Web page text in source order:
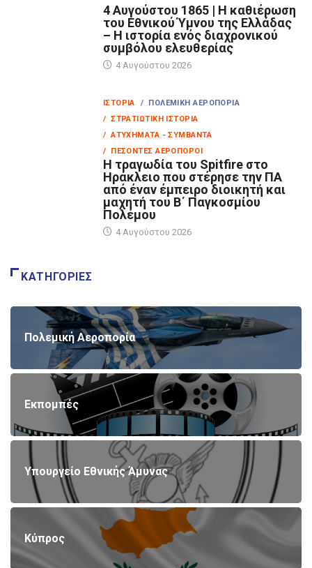
4 Αυγούστου 1865 | Η καθιέρωση
του Εθνικού Ύμνου της Ελλάδας
– Η ιστορία ενός διαχρονικού
συμβόλου ελευθερίας
4 Αυγούστου 2026
ΙΣΤΟΡΊΑ
/ ΠΟΛΕΜΙΚΉ ΑΕΡΟΠΟΡΊΑ
/ ΣΤΡΑΤΙΩΤΙΚΉ ΙΣΤΟΡΊΑ
/ ΑΤΥΧΉΜΑΤΑ - ΣΥΜΒΆΝΤΑ
/ ΠΕΣΌΝΤΕΣ ΑΕΡΟΠΌΡΟΙ
Η τραγωδία του Spitfire στο
Ηράκλειο που στέρησε την ΠΑ
από έναν έμπειρο διοικητή και
μαχητή του Β΄ Παγκοσμίου
Πολέμου
4 Αυγούστου 2026
ΚΑΤΗΓΟΡΊΕΣ
Πολεμική Αεροπορία
Εκπομπές
Υπουργείο Εθνικής Άμυνας
Κύπρος